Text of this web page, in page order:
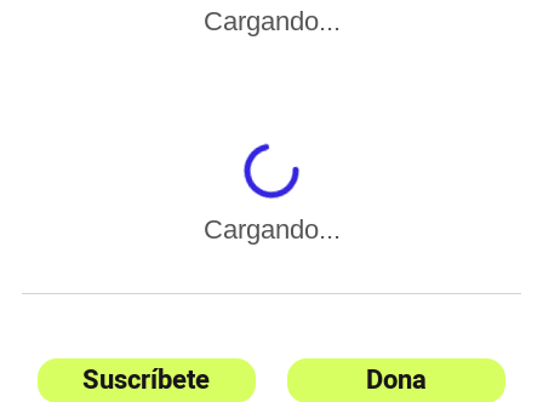
Cargando...
Cargando...
Suscríbete Dona